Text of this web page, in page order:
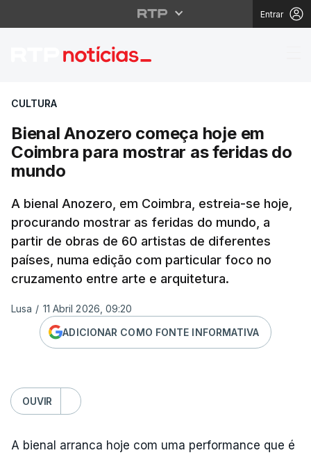
Entrar
Bienal Anozero
CULTURA
Bienal Anozero começa hoje em
Coimbra para mostrar as feridas do
mundo
A bienal Anozero, em Coimbra, estreia-se hoje,
procurando mostrar as feridas do mundo, a
partir de obras de 60 artistas de diferentes
países, numa edição com particular foco no
cruzamento entre arte e arquitetura.
Lusa / 11 Abril 2026, 09:20
ADICIONAR COMO FONTE INFORMATIVA
OUVIR
A bienal arranca hoje com uma performance que é